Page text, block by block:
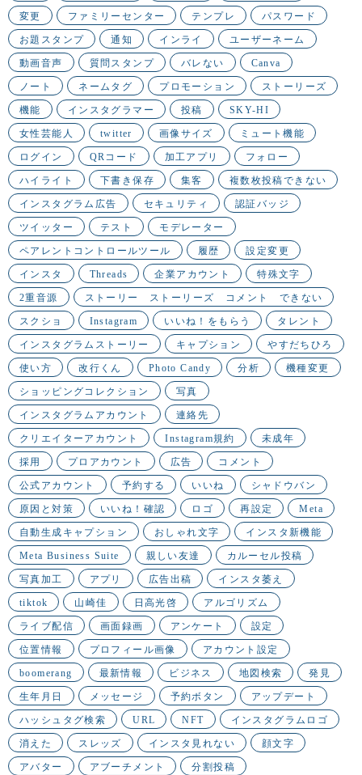
変更 ファミリーセンター テンプレ パスワード
お題スタンプ 通知 インライ ユーザーネーム
動画音声 質問スタンプ バレない Canva
ノート ネームタグ プロモーション ストーリーズ
機能 インスタグラマー 投稿 SKY-HI
女性芸能人 twitter 画像サイズ ミュート機能
ログイン QRコード 加工アプリ フォロー
ハイライト 下書き保存 集客 複数枚投稿できない
インスタグラム広告 セキュリティ 認証バッジ
ツイッター テスト モデレーター
ペアレントコントロールツール 履歴 設定変更
インスタ Threads 企業アカウント 特殊文字
2重音源 ストーリー ストーリーズ コメント できない
スクショ Instagram いいね！をもらう タレント
インスタグラムストーリー キャプション やすだちひろ
使い方 改行くん Photo Candy 分析 機種変更
ショッピングコレクション 写真
インスタグラムアカウント 連絡先
クリエイターアカウント Instagram規約 未成年
採用 プロアカウント 広告 コメント
公式アカウント 予約する いいね シャドウバン
原因と対策 いいね！確認 ロゴ 再設定 Meta
自動生成キャプション おしゃれ文字 インスタ新機能
Meta Business Suite 親しい友達 カルーセル投稿
写真加工 アプリ 広告出稿 インスタ萎え
tiktok 山崎佳 日高光啓 アルゴリズム
ライブ配信 画面録画 アンケート 設定
位置情報 プロフィール画像 アカウント設定
boomerang 最新情報 ビジネス 地図検索 発見
生年月日 メッセージ 予約ボタン アップデート
ハッシュタグ検索 URL NFT インスタグラムロゴ
消えた スレッズ インスタ見れない 顔文字
アバター アブーチメント 分割投稿